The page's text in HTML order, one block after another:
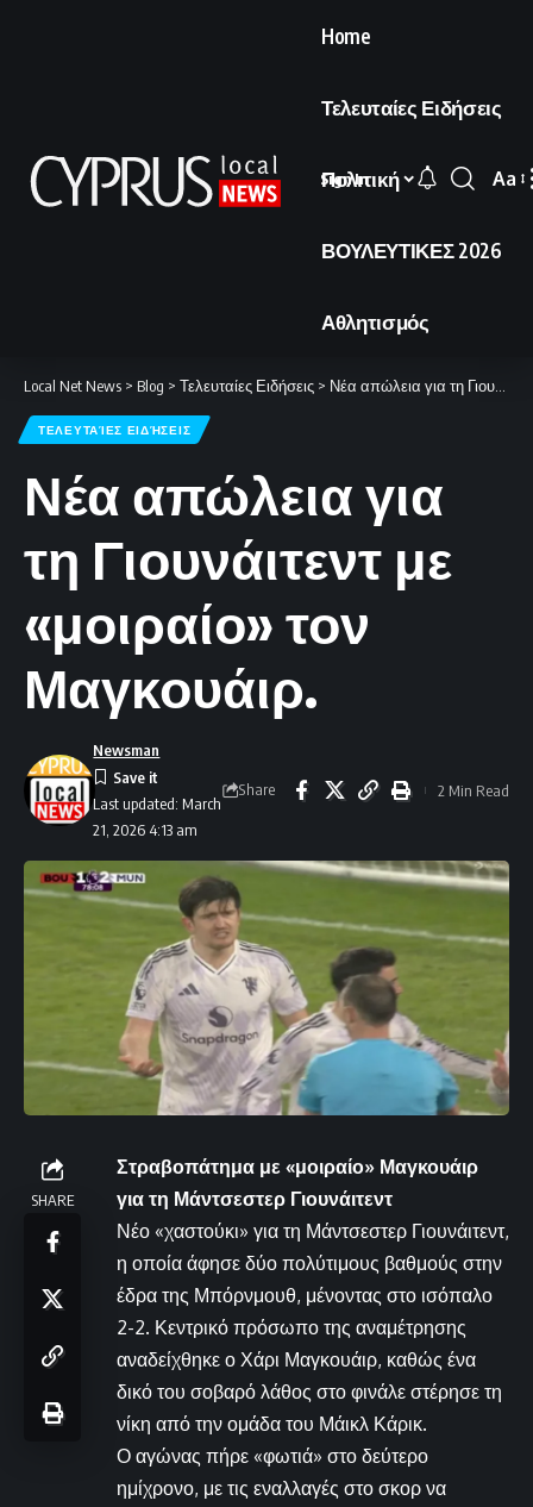
Home
Τελευταίες Ειδήσεις
Πολιτική
ΒΟΥΛΕΥΤΙΚΕΣ 2026
Αθλητισμός
Sign In
Font
Aa
Local Net News > Blog > Τελευταίες Ειδήσεις > Νέα απώλεια για τη Γιουνάιτεντ με «μοιραίο» τον Μαγκουάιρ.
ΤΕΛΕΥΤΑΊΕΣ ΕΙΔΉΣΕΙΣ
Νέα απώλεια για
τη Γιουνάιτεντ με
«μοιραίο» τον
Μαγκουάιρ.
Last updated: March
21, 2026 4:13 am
Newsman
Share 2 Min Read
SHARE
Στραβοπάτημα με «μοιραίο» Μαγκουάιρ
για τη Μάντσεστερ Γιουνάιτεντ
Νέο «χαστούκι» για τη Μάντσεστερ Γιουνάιτεντ,
η οποία άφησε δύο πολύτιμους βαθμούς στην
έδρα της Μπόρνμουθ, μένοντας στο ισόπαλο
2-2. Κεντρικό πρόσωπο της αναμέτρησης
αναδείχθηκε ο Χάρι Μαγκουάιρ, καθώς ένα
δικό του σοβαρό λάθος στο φινάλε στέρησε τη
νίκη από την ομάδα του Μάικλ Κάρικ.
Ο αγώνας πήρε «φωτιά» στο δεύτερο
ημίχρονο, με τις εναλλαγές στο σκορ να